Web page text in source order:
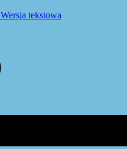
Wersja tekstowa